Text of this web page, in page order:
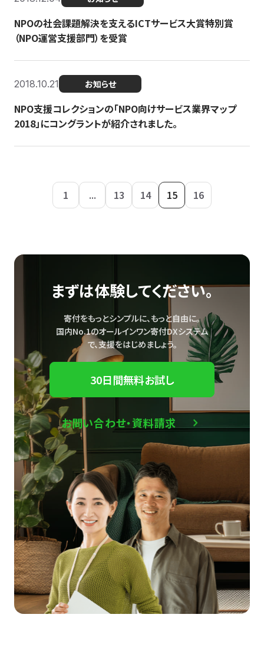
NPOの社会課題解決を支えるICTサービス大賞特別賞
（NPO運営支援部門）を受賞
2018.10.21 お知らせ
NPO支援コレクションの「NPO向けサービス業界マップ
2018」にコングラントが紹介されました。
1 ... 13 14 15 16
まずは体験してください。
寄付をもっとシンプルに、もっと自由に。
国内No.1のオールインワン寄付DXシステム
で、支援をはじめましょう。
30日間無料お試し
お問い合わせ・資料請求